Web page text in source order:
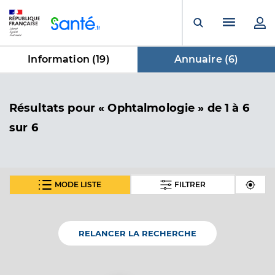
Ouvrir laMenu
Information (19) Annuaire (6)
Résultats dans Annuaire
pour « Ophtalmologie » de 1 à 6
sur 6
MODE LISTE FILTRER
En fonction de votre recherche nous vous proposons 1
Carte thématique
RELANCER LA RECHERCHE